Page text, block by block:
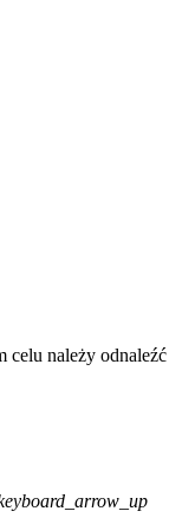
celu należy odnaleźć